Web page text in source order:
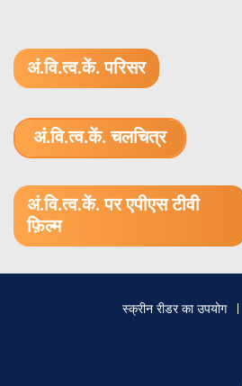
अं.वि.त्व.कें. परिसर
अं.वि.त्व.कें. चलचित्र
अं.वि.त्व.कें. पर एपीएस टीवी
फ़िल्म
स्क्रीन रीडर का उपयोग